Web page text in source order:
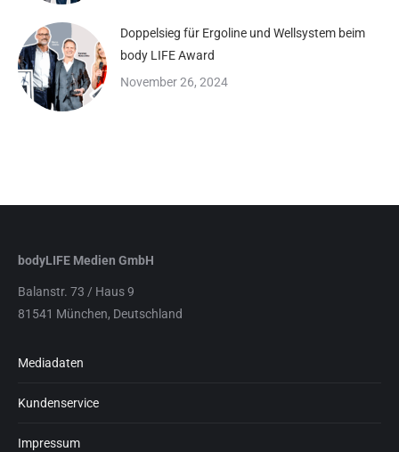
Doppelsieg für Ergoline und Wellsystem beim
body LIFE Award
November 26, 2024
bodyLIFE Medien GmbH
Balanstr. 73 / Haus 9
81541 München, Deutschland
Mediadaten
Kundenservice
Impressum